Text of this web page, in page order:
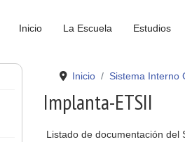
Inicio La Escuela Estudios
Inicio Sistema Interno
Implanta-ETSII
Listado de documentación del